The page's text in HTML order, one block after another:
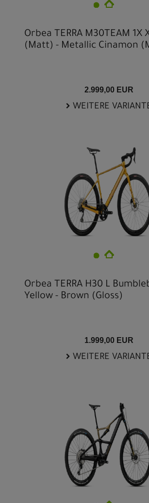
Orbea TERRA M30TEAM 1X
(Matt) - Metallic Cinamon
2.999,00 EUR
WEITERE
Orbea TERRA H30 L
Yellow - Brown (Gloss)
1.999,00 EUR
WEITERE